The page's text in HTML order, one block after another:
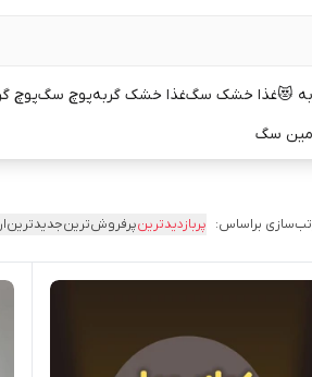
😻غذا خشک سگغذا خشک گربهپوچ سگپوچ
سگ
براساس: پربازدیدترینپرفروش‌ترینجدیدترین